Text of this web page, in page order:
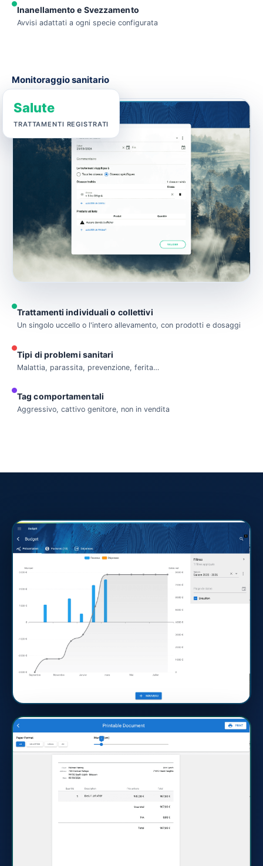
Inanellamento e Svezzamento
Avvisi adattati a ogni specie configurata
Monitoraggio sanitario
Salute
TRATTAMENTI REGISTRATI
Trattamenti individuali o collettivi
Un singolo uccello o l'intero allevamento, con prodotti e dosaggi
Tipi di problemi sanitari
Malattia, parassita, prevenzione, ferita…
Tag comportamentali
Aggressivo, cattivo genitore, non in vendita